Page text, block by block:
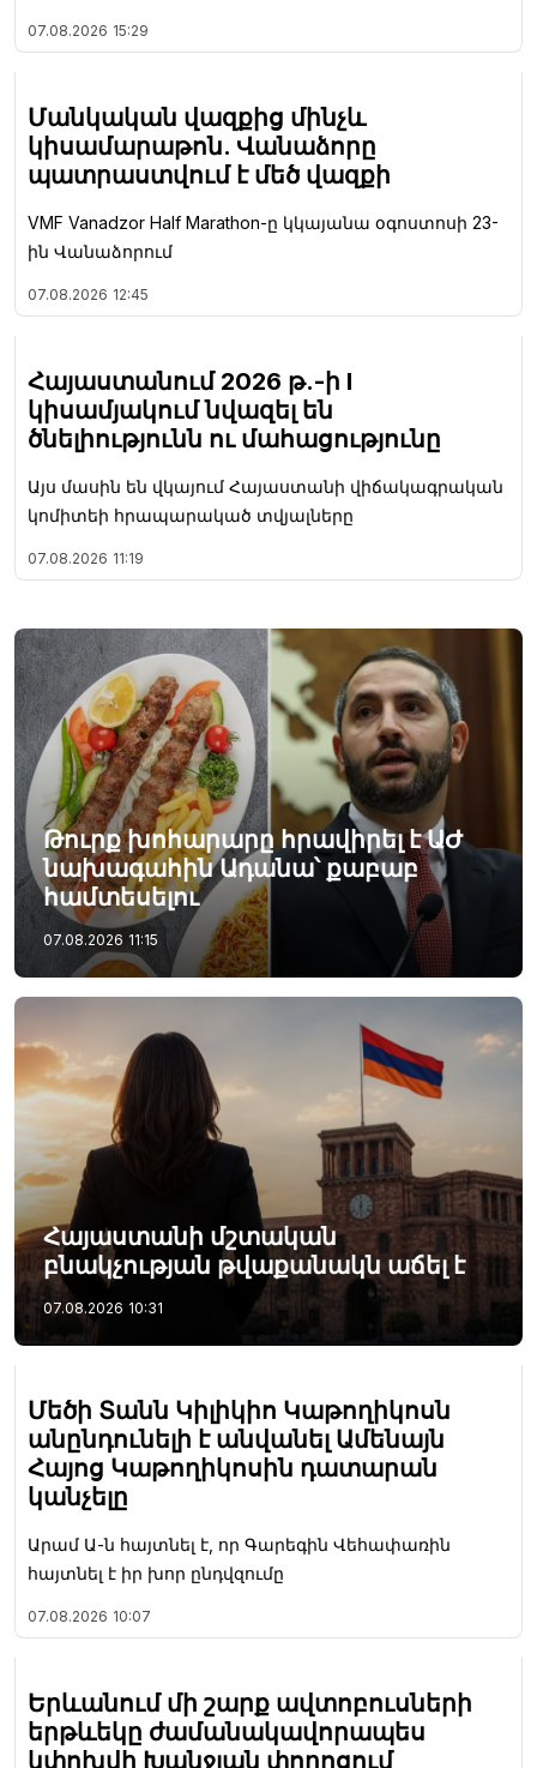
07.08.2026 15:29
Մանկական վազքից մինչև
կիսամարաթոն. Վանաձորը
պատրաստվում է մեծ վազքի
VMF Vanadzor Half Marathon-ը կկայանա օգոստոսի 23-
ին Վանաձորում
07.08.2026 12:45
Հայաստանում 2026 թ.-ի I
կիսամյակում նվազել են
ծնելիությունն ու մահացությունը
Այս մասին են վկայում Հայաստանի վիճակագրական
կոմիտեի հրապարակած տվյալները
07.08.2026 11:19
Թուրք խոհարարը հրավիրել է ԱԺ
նախագահին Ադանա՝ քաբաբ
համտեսելու
07.08.2026 11:15
Հայաստանի մշտական
բնակչության թվաքանակն աճել է
07.08.2026 10:31
Մեծի Տանն Կիլիկիո Կաթողիկոսն
անընդունելի է անվանել Ամենայն
Հայոց Կաթողիկոսին դատարան
կանչելը
Արամ Ա-ն հայտնել է, որ Գարեգին Վեհափառին
հայտնել է իր խոր ընդվզումը
07.08.2026 10:07
Երևանում մի շարք ավտոբուսների
երթևեկը ժամանակավորապես
կփոխվի Խանջյան փողոցում